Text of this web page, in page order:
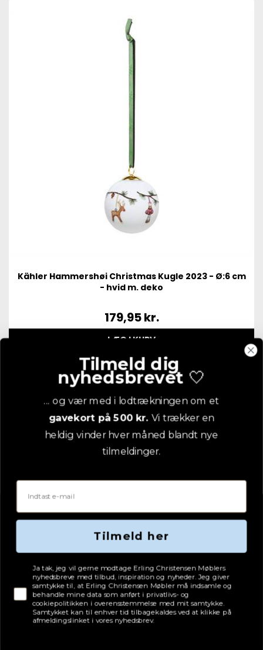
Kähler Hammershøi Christmas Kugle 2023 - Ø:6 cm
- hvid m. deko
179,95kr.
LÆG I KURV
Tilmeld dig
nyhedsbrevet 🤍
... og vær med i lodtrækningen om et
gavekort på 500 kr. Vi trækker en
heldig vinder hver måned blandt nye
tilmeldinger.
Email
Tilmeld her
Tjekboks samtykke
Ja tak, jeg vil gerne modtage Erling Christensen Møblers
nyhedsbreve med tilbud, inspiration og nyheder. Jeg giver
samtykke til, at Erling Christensen Møbler må indsamle og
behandle mine data som anført i privatlivs- og
cookiepolitikken i overensstemmelse med mit samtykke.
Samtykket kan til enhver tid tilbagekaldes ved at klikke på
afmeldingslinket i vores nyhedsbrev.